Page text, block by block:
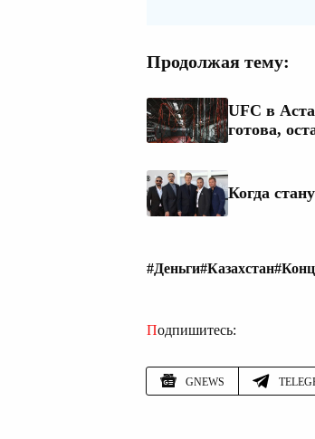
Продолжая тему:
UFC в
готова,
Когда
#Деньги#Казахстан
Подпишитесь:
GNEWS